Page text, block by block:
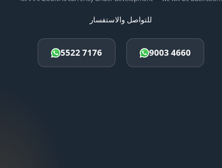
للتواصل والاستفسار
5522 7176 9003 4660